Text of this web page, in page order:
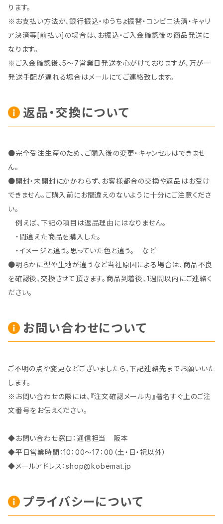
ります。
※お支払い方法が、銀行振込・ゆうちょ振替・コンビニ決済・キャリ
ア決済等[前払い]の場合は、お振込・ご入金確認後の商品発送に
なります。
※ご入金確認後、5～7営業日発送を心がけておりますが、万が一
発送手配が遅れる場合はメールにてご連絡致します。
返品・交換について
●完全受注生産のため、ご購入後の変更・キャンセルはできませ
ん。
●開封・未開封にかかわらず、お客様都合の交換や返品はお受け
できません。ご購入前にお間違えのないように十分にご注意くださ
い。
例えば、下記の項目は返品理由にはなりません。
・間違えた商品を購入した。
・イメージと違う。思っていた色と違う。 など
●明らかに型や生地が違うなど当社原因による場合は、商品不良
を確認後、交換させて頂きます。商品到着後、1週間以内にご連絡く
ださい。
お問い合わせについて
ご不明の点や変更などございましたら、下記連絡先までお願いいた
します。
※お問い合わせの際には、『注文確認メール内』署名すぐ上のご注
文番号をお伝えください。
◆お問い合わせ窓口：通信担当 阪本
◆平日営業時間：10：00～17：00（土・日・祝以外）
◆メールアドレス：shop@kobemat.jp
プライバシーについて